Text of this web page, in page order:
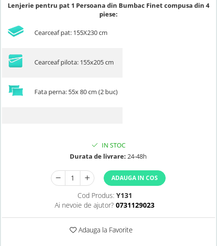
Lenjerie pentru pat 1 Persoana din Bumbac Finet compusa din 4
piese:
Cearceaf pat: 155X230 cm
Cearceaf pilota: 155x205 cm
Fata perna: 55x 80 cm (2 buc)
IN STOC
Durata de livrare: 24-48h
ADAUGA IN COS
Cod Produs: Y131
Ai nevoie de ajutor? 0731129023
Adauga la Favorite